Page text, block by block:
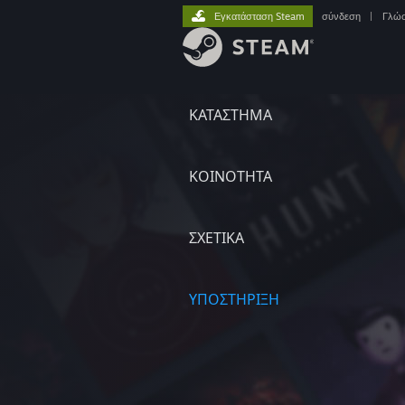
ΚΑΤΑΣΤΗΜΑ
ΚΟΙΝΟΤΗΤΑ
ΣΧΕΤΙΚΆ
ΥΠΟΣΤΗΡΙΞΗ
Εγκατάσταση Steam σύνδεση